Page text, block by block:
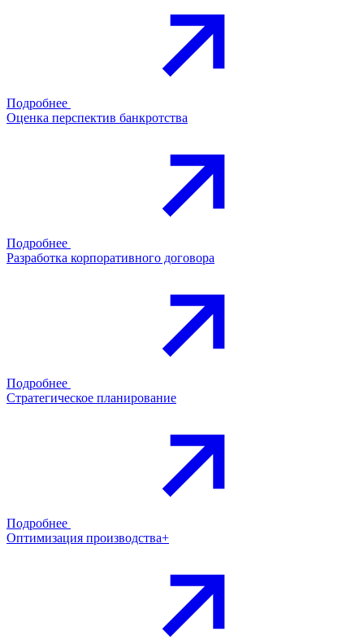
Подробнее
Оценка перспектив банкротства
Подробнее
Разработка корпоративного договора
Подробнее
Стратегическое планирование
Подробнее
Оптимизация производства+